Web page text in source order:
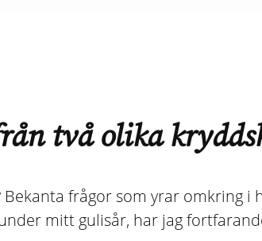
två olika
frågor som yrar omkring
mitt gulisår, har jag